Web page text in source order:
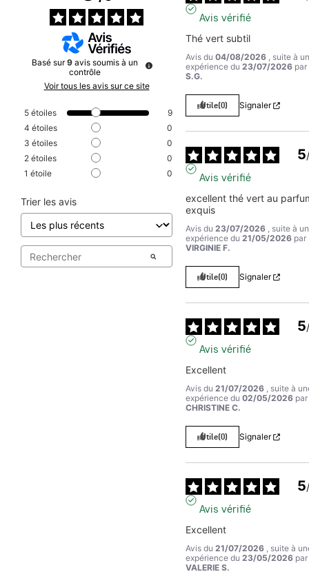
Basé sur9 avis soumis à un
contrôle
Voir tous les avis sur ce site
5 étoiles
9
4 étoiles
0
3 étoiles
0
2 étoiles
0
1 étoile 0
Trier les avis
Avis vérifié
Thé vert subtil
Avis du 04/08/2026 , suite à
expérience du 23/07/2026 par
S.G.
Utile(0) Signaler
5
Avis vérifié
excellent thé vert au
exquis
Avis du 23/07/2026 , suite à
expérience du 21/05/2026 par
VIRGINIE F.
Utile(0) Signaler
5
Avis vérifié
Excellent
Avis du 21/07/2026 , suite à
expérience du 02/05/2026 par
CHRISTINE C.
Utile(0) Signaler
5
Avis vérifié
Excellent
Avis du 21/07/2026 , suite à
expérience du 23/05/2026 par
VALERIE S.